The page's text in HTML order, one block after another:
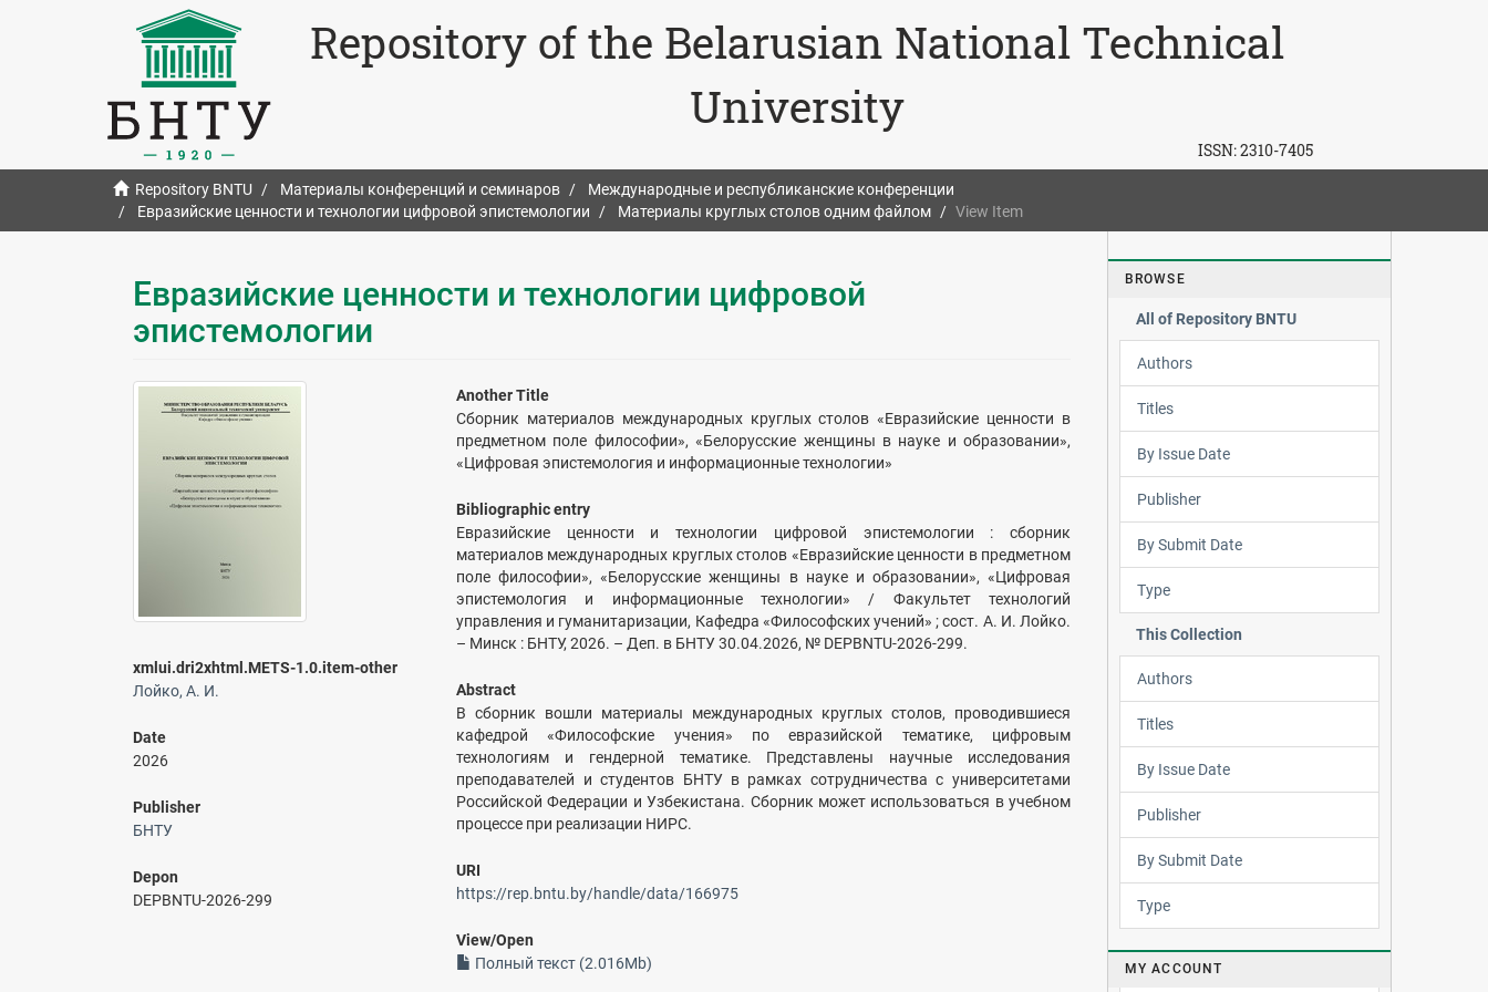
Repository of the Belarusian National Technical
University
ISSN:2310-7405
Repository BNTU Материалы конференций и семинаров
Международные и республиканские конференции
Евразийские ценности и технологии цифровой эпистемологии
Материалы круглых столов одним файлом View Item
Евразийские ценности и технологии цифровой
эпистемологии
xmlui.dri2xhtml.METS-1.0.item-other
Лойко, А. И.
Date
2026
Publisher
БНТУ
Depon
DEPBNTU-2026-299
Another Title
Сборник материалов международных круглых столов «Евразийские ценности в
предметном поле философии», «Белорусские женщины в науке и образовании»,
«Цифровая эпистемология и информационные технологии»
Bibliographic entry
Евразийские ценности и технологии цифровой эпистемологии : сборник
материалов международных круглых столов «Евразийские ценности в предметном
поле философии», «Белорусские женщины в науке и образовании», «Цифровая
эпистемология и информационные технологии» / Факультет технологий
управления и гуманитаризации, Кафедра «Философских учений» ; сост. А. И. Лойко.
– Минск : БНТУ, 2026. – Деп. в БНТУ 30.04.2026, № DEPBNTU-2026-299.
Abstract
В сборник вошли материалы международных круглых столов, проводившиеся
кафедрой «Философские учения» по евразийской тематике, цифровым
технологиям и гендерной тематике. Представлены научные исследования
преподавателей и студентов БНТУ в рамках сотрудничества с университетами
Российской Федерации и Узбекистана. Сборник может использоваться в учебном
процессе при реализации НИРС.
URI
https://rep.bntu.by/handle/data/166975
View/Open
Полный текст (2.016Mb)
BROWSE
All of Repository BNTU
Authors
Titles
By Issue Date
Publisher
By Submit Date
Type
This Collection
Authors
Titles
By Issue Date
Publisher
By Submit Date
Type
MY ACCOUNT